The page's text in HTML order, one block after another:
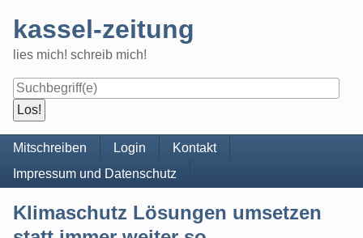
content
kassel-zeitung
lies mich! schreib mich!
Navigation
Mitschreiben Login
Kontakt
Impressum und Datenschutz
Klimaschutz Lösungen umsetzen